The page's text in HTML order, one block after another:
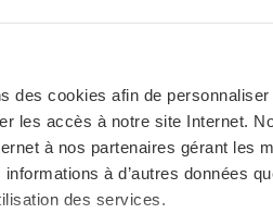
des cookies afin de
les accès à notre site Internet.
à nos partenaires gérant les
à d’autres données
des services.